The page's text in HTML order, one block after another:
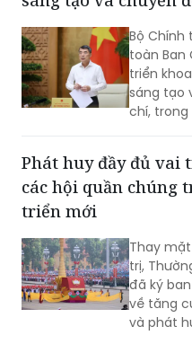
toàn Ban
triển
sáng tạo
chí, trong
làm
Phát huy đầy đủ
triển mới
Thay
đã ký
về tăng
và phát
chúng
(Chỉ thị
Sau sắp xếp, giảm